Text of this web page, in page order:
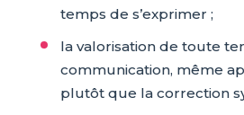
temps de s’exprimer ;
la valorisation de toute
communication, même
plutôt que la correction